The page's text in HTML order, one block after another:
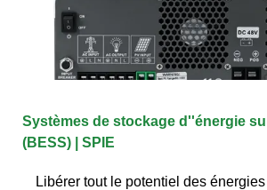
Systèmes de stockage d''énergie
(BESS) | SPIE
Libérer tout le potentiel des